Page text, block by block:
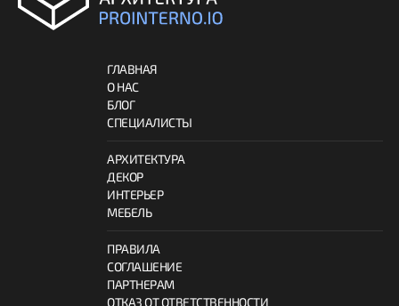
ГЛАВНАЯ
О НАС
БЛОГ
СПЕЦИАЛИСТЫ
АРХИТЕКТУРА
ДЕКОР
ИНТЕРЬЕР
МЕБЕЛЬ
ПРАВИЛА
СОГЛАШЕНИЕ
ПАРТНЕРАМ
ОТКАЗ ОТ ОТВЕТСТВЕННОСТИ